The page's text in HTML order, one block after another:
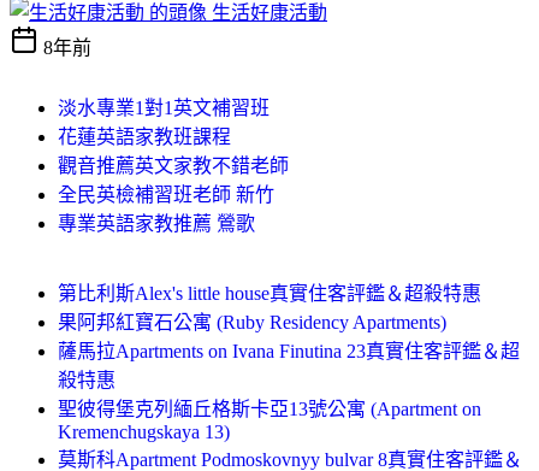
生活好康活動
8年前
淡水專業1對1英文補習班
花蓮英語家教班課程
觀音推薦英文家教不錯老師
全民英檢補習班老師 新竹
專業英語家教推薦 鶯歌
第比利斯Alex's little house真實住客評鑑＆超殺特惠
果阿邦紅寶石公寓 (Ruby Residency Apartments)
薩馬拉Apartments on Ivana Finutina 23真實住客評鑑＆超
殺特惠
聖彼得堡克列緬丘格斯卡亞13號公寓 (Apartment on
Kremenchugskaya 13)
莫斯科Apartment Podmoskovnyy bulvar 8真實住客評鑑＆